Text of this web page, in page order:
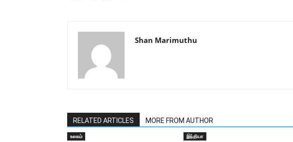
Shan Marimuthu
RELATED ARTICLES MORE FROM AUTHOR
உலகம் இந்தியா